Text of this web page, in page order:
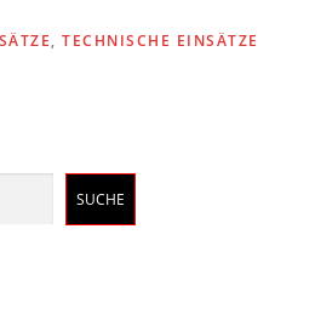
, TECHNISCHE EINSÄTZE
SUCHE